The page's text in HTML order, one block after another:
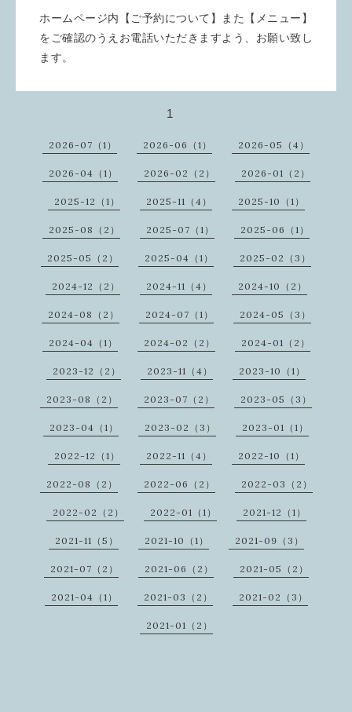
ホームページ内【ご予約について】また【メニュー】
をご確認のうえお電話いただきますよう、お願い致し
ます。
1
2026-07（1） 2026-06（1） 2026-05（4）
2026-04（1） 2026-02（2） 2026-01（2）
2025-12（1） 2025-11（4） 2025-10（1）
2025-08（2） 2025-07（1） 2025-06（1）
2025-05（2） 2025-04（1） 2025-02（3）
2024-12（2） 2024-11（4） 2024-10（2）
2024-08（2） 2024-07（1） 2024-05（3）
2024-04（1） 2024-02（2） 2024-01（2）
2023-12（2） 2023-11（4） 2023-10（1）
2023-08（2） 2023-07（2） 2023-05（3）
2023-04（1） 2023-02（3） 2023-01（1）
2022-12（1） 2022-11（4） 2022-10（1）
2022-08（2） 2022-06（2） 2022-03（2）
2022-02（2） 2022-01（1） 2021-12（1）
2021-11（5） 2021-10（1） 2021-09（3）
2021-07（2） 2021-06（2） 2021-05（2）
2021-04（1） 2021-03（2） 2021-02（3）
2021-01（2）